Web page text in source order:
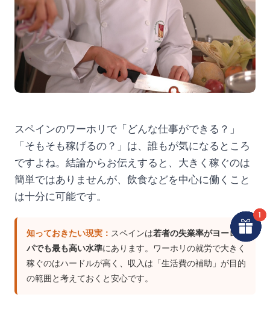
スペインのワーホリで「どんな仕事ができる？」
「そもそも稼げるの？」は、誰もが気になるところ
ですよね。結論からお伝えすると、大きく稼ぐのは
簡単ではありませんが、飲食などを中心に働くこと
は十分に可能です。
知っておきたい現実： スペインは若者の失業率がヨーロッ
パでも最も高い水準にあります。ワーホリの就労で大きく
稼ぐのはハードルが高く、収入は「生活費の補助」が目的
の範囲と考えておくと安心です。